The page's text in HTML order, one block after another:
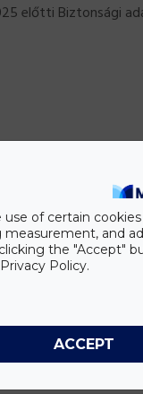
előtti Biztonsági
így vásárlása
of certain cookies
and
the "Accept"
Policy.
ACCEPT